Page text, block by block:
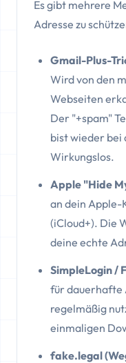
Es gibt mehrere
Adresse zu
Gmail-Plus-
Wird von den
Webseiten
Der "+spam"
bist wieder bei
Wirkungslos.
Apple "Hide
an dein Apple-
(iCloud+). Die
deine echte
SimpleLogin /
für dauerhafte
regelmäßig
einmaligen
fake.legal